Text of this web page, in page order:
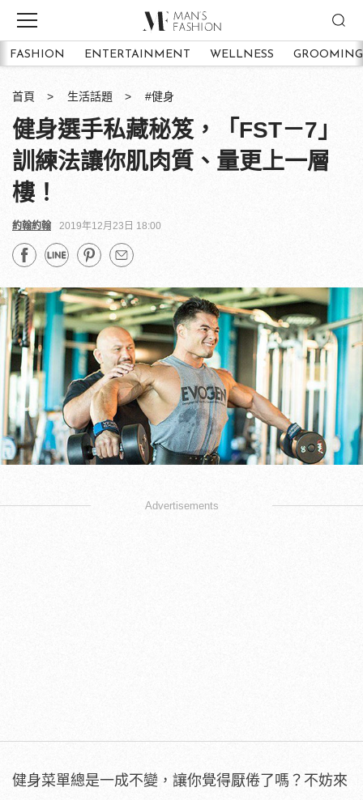
FASHION ENTERTAINMENT WELLNESS GROOMING
首頁 生活話題 #健身
健身選手私藏秘笈，「FST－7」
訓練法讓你肌肉質、量更上一層
樓！
約翰約翰 2019年12月23日 18:00
Advertisements
健身菜單總是一成不變，讓你覺得厭倦了嗎？不妨來